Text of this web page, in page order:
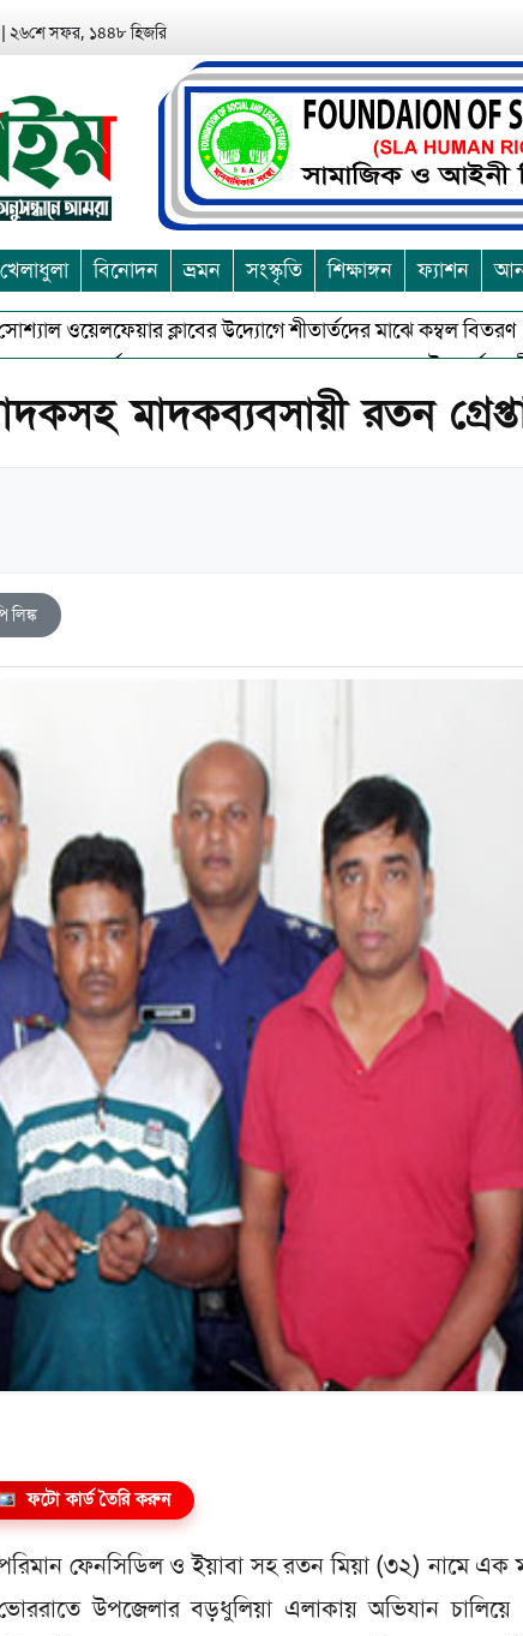
২৬শে সফর, ১৪৪৮ হিজরি
খেলাধুলা বিনোদন ভ্রমন সংস্কৃতি শিক্ষাঙ্গন ফ্যাশন
ওয়েলফেয়ার ক্লাবের উদ্যোগে শীতার্তদের মাঝে কম্বল বিতরণ
বর্জন করে সত্য,সুন্দরকে বরনে কলাপাড়ায় বৌদ্ধ ধর্মাবলম্বীদের
মাদকব্যবসায়ী রতন
লিঙ্ক
ফটো কার্ড তৈরি করুন
পরিমান ফেনসিডিল ও ইয়াবা সহ রতন মিয়া (৩২) নামে এক
ভোররাতে উপজেলার বড়ধুলিয়া এলাকায় অভিযান